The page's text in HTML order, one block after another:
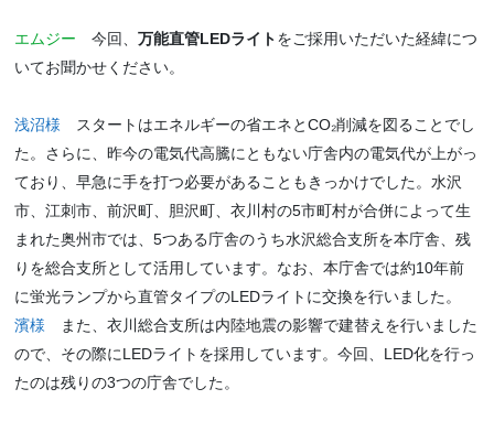
エムジー 今回、万能直管LEDライトをご採用いただいた経緯につ
いてお聞かせください。
浅沼様 スタートはエネルギーの省エネとCO₂削減を図ることでし
た。さらに、昨今の電気代高騰にともない庁舎内の電気代が上がっ
ており、早急に手を打つ必要があることもきっかけでした。水沢
市、江刺市、前沢町、胆沢町、衣川村の5市町村が合併によって生
まれた奥州市では、5つある庁舎のうち水沢総合支所を本庁舎、残
りを総合支所として活用しています。なお、本庁舎では約10年前
に蛍光ランプから直管タイプのLEDライトに交換を行いました。
濱様 また、衣川総合支所は内陸地震の影響で建替えを行いました
ので、その際にLEDライトを採用しています。今回、LED化を行っ
たのは残りの3つの庁舎でした。